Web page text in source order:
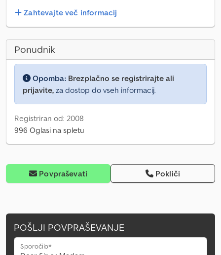
Zahtevajte več informacij
Ponudnik
Opomba: Brezplačno se registrirajte ali
prijavite, za dostop do vseh informacij.
Registriran od: 2008
996 Oglasi na spletu
Povpraševati Pokliči
POŠLJI POVPRAŠEVANJE
Sporočilo*